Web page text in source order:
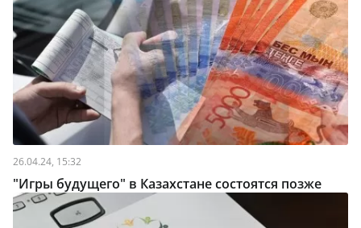
26.04.24, 15:32
"Игры будущего" в Казахстане состоятся позже